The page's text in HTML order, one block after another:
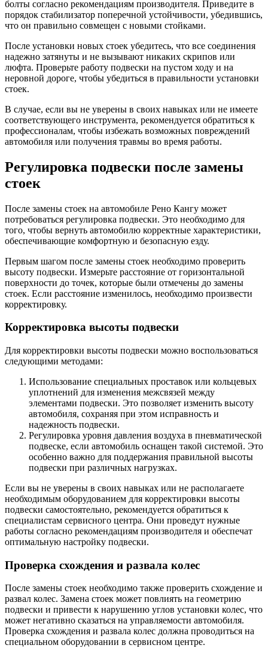
болты согласно рекомендациям производителя. Приведите в
порядок стабилизатор поперечной устойчивости, убедившись,
что он правильно совмещен с новыми стойками.
После установки новых стоек убедитесь, что все соединения
надежно затянуты и не вызывают никаких скрипов или
люфта. Проверьте работу подвески на пустом ходу и на
неровной дороге, чтобы убедиться в правильности установки
стоек.
В случае, если вы не уверены в своих навыках или не имеете
соответствующего инструмента, рекомендуется обратиться к
профессионалам, чтобы избежать возможных повреждений
автомобиля или получения травмы во время работы.
Регулировка подвески после замены
стоек
После замены стоек на автомобиле Рено Кангу может
потребоваться регулировка подвески. Это необходимо для
того, чтобы вернуть автомобилю корректные характеристики,
обеспечивающие комфортную и безопасную езду.
Первым шагом после замены стоек необходимо проверить
высоту подвески. Измерьте расстояние от горизонтальной
поверхности до точек, которые были отмечены до замены
стоек. Если расстояние изменилось, необходимо произвести
корректировку.
Корректировка высоты подвески
Для корректировки высоты подвески можно воспользоваться
следующими методами:
Использование специальных проставок или кольцевых
уплотнений для изменения межсвязей между
элементами подвески. Это позволяет изменить высоту
автомобиля, сохраняя при этом исправность и
надежность подвески.
Регулировка уровня давления воздуха в пневматической
подвеске, если автомобиль оснащен такой системой. Это
особенно важно для поддержания правильной высоты
подвески при различных нагрузках.
Если вы не уверены в своих навыках или не располагаете
необходимым оборудованием для корректировки высоты
подвески самостоятельно, рекомендуется обратиться к
специалистам сервисного центра. Они проведут нужные
работы согласно рекомендациям производителя и обеспечат
оптимальную настройку подвески.
Проверка схождения и развала колес
После замены стоек необходимо также проверить схождение и
развал колес. Замена стоек может повлиять на геометрию
подвески и привести к нарушению углов установки колес, что
может негативно сказаться на управляемости автомобиля.
Проверка схождения и развала колес должна проводиться на
специальном оборудовании в сервисном центре.